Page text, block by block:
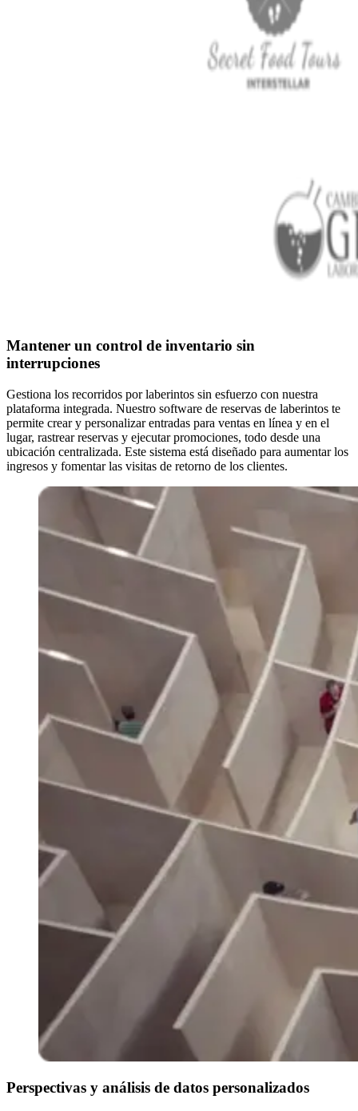
Mantener un control de inventario sin
interrupciones
Gestiona los recorridos por laberintos sin esfuerzo con nuestra
plataforma integrada. Nuestro software de reservas de laberintos te
permite crear y personalizar entradas para ventas en línea y en el
lugar, rastrear reservas y ejecutar promociones, todo desde una
ubicación centralizada. Este sistema está diseñado para aumentar los
ingresos y fomentar las visitas de retorno de los clientes.
Perspectivas y análisis de datos personalizados